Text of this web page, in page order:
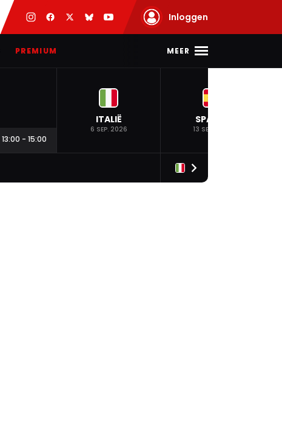
Inloggen
PREMIUM MEER
13:00 - 15:00
ITALIË
6 SEP. 2026
SPANJE
13 SEP. 2026